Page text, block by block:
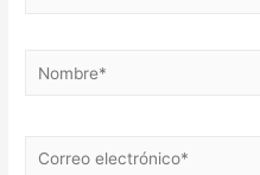
Nombre*
Correo